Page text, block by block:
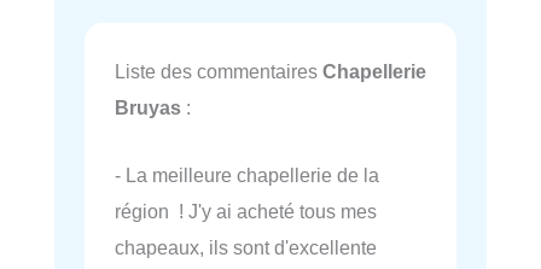
Liste des commentaires Chapellerie
Bruyas :
- La meilleure chapellerie de la
région ! J'y ai acheté tous mes
chapeaux, ils sont d'excellente